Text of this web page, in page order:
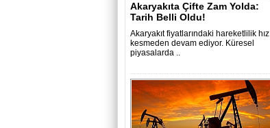
Akaryakıta Çifte Zam Yolda:
Tarih Belli Oldu!
Akaryakıt fiyatlarındaki hareketlilik hız
kesmeden devam ediyor. Küresel
piyasalarda ..